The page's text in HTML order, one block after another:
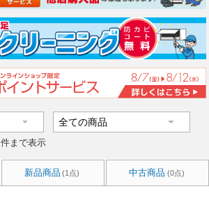
件まで表示
新品商品 (1点) 中古商品 (0点)